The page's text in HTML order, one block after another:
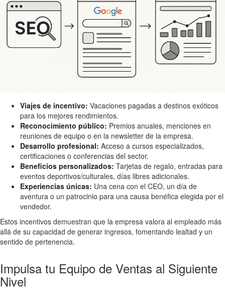
Viajes de incentivo: Vacaciones pagadas a destinos exóticos
para los mejores rendimientos.
Reconocimiento público: Premios anuales, menciones en
reuniones de equipo o en la newsletter de la empresa.
Desarrollo profesional: Acceso a cursos especializados,
certificaciones o conferencias del sector.
Beneficios personalizados: Tarjetas de regalo, entradas para
eventos deportivos/culturales, días libres adicionales.
Experiencias únicas: Una cena con el CEO, un día de
aventura o un patrocinio para una causa benéfica elegida por el
vendedor.
Estos incentivos demuestran que la empresa valora al empleado más
allá de su capacidad de generar ingresos, fomentando lealtad y un
sentido de pertenencia.
Impulsa tu Equipo de Ventas al Siguiente
Nivel